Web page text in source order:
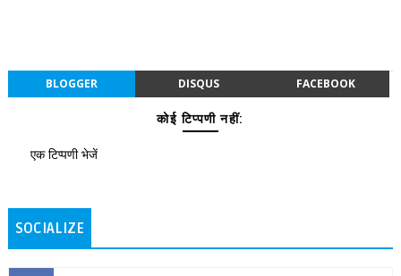
BLOGGER DISQUS FACEBOOK
कोई टिप्पणी नहीं:
एक टिप्पणी भेजें
SOCIALIZE